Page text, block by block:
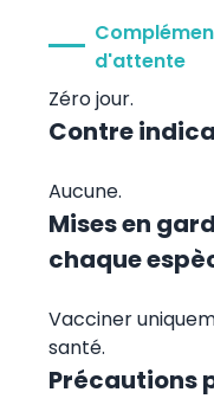
d'attente
Zéro jour.
Contre
Aucune.
Mises en
chaque
Vacciner
santé.
Précautions